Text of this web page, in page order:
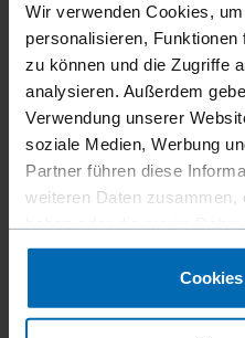
Wir verwenden Cookies,
personalisieren,
zu können und die Zugriffe
analysieren. Außerdem
Verwendung unserer
soziale Medien, Werbung
Partner führen diese
weiteren Daten zusammen,
gesammelt haben.
Befestigungsmittel///
Feindraht­klammern
BECK STCR
Ähnlich wie
BOSTITCH STCR2115, TYPE
Schenkellänge